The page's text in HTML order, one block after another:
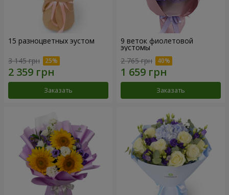
15 разноцветных эустом
3 145 грн
Заказать
9 веток фиолетовой
эустомы
2 765 грн
Заказать